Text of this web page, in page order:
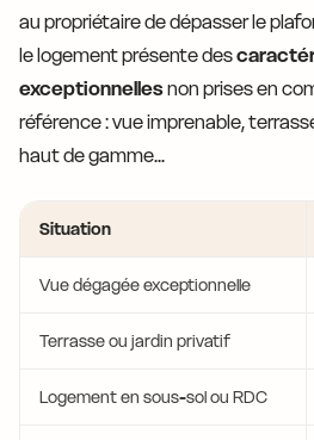
au propriétaire de dépasser le
le logement présente des
exceptionnellesnon prises en
référence : vue imprenable,
haut de gamme...
Situation
Vue dégagée exceptionnelle
Terrasse ou jardin privatif
Logement en sous-sol ou RDC